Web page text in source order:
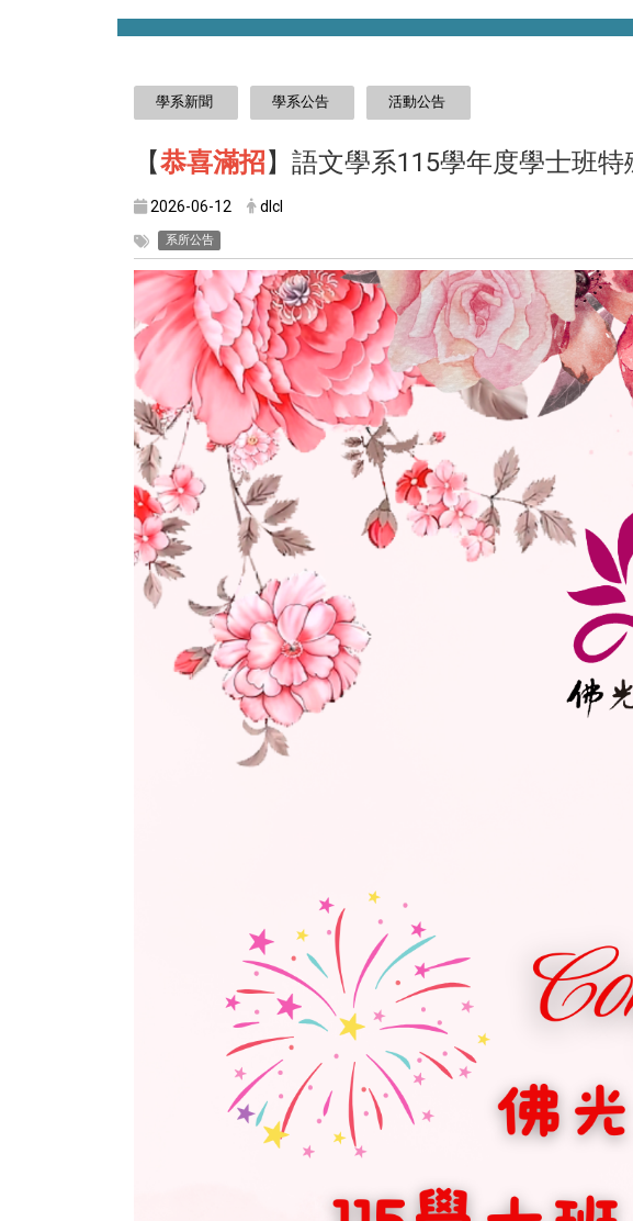
學系新聞 學系公告 活動公告
【恭喜滿招】語文學系115學年度學士班
2026-06-12 dlcl
系所公告